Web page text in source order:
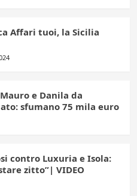
Affari tuoi, la Sicilia
e Danila da
sfumano 75 mila euro
contro Luxuria e Isola:
zitto”| VIDEO